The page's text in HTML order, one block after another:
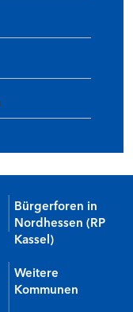
Bürgerforen in
Nordhessen (RP
Kassel)
Weitere
Kommunen